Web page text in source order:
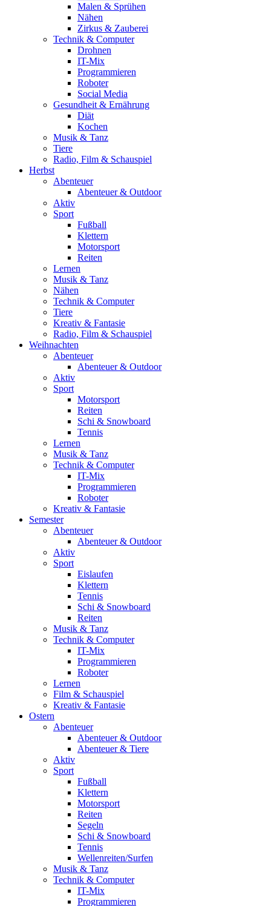
Malen & Sprühen
Nähen
Zirkus & Zauberei
Technik & Computer
Drohnen
IT-Mix
Programmieren
Roboter
Social Media
Gesundheit & Ernährung
Diät
Kochen
Musik & Tanz
Tiere
Radio, Film & Schauspiel
Herbst
Abenteuer
Abenteuer & Outdoor
Aktiv
Sport
Fußball
Klettern
Motorsport
Reiten
Lernen
Musik & Tanz
Nähen
Technik & Computer
Tiere
Kreativ & Fantasie
Radio, Film & Schauspiel
Weihnachten
Abenteuer
Abenteuer & Outdoor
Aktiv
Sport
Motorsport
Reiten
Schi & Snowboard
Tennis
Lernen
Musik & Tanz
Technik & Computer
IT-Mix
Programmieren
Roboter
Kreativ & Fantasie
Semester
Abenteuer
Abenteuer & Outdoor
Aktiv
Sport
Eislaufen
Klettern
Tennis
Schi & Snowboard
Reiten
Musik & Tanz
Technik & Computer
IT-Mix
Programmieren
Roboter
Lernen
Film & Schauspiel
Kreativ & Fantasie
Ostern
Abenteuer
Abenteuer & Outdoor
Abenteuer & Tiere
Aktiv
Sport
Fußball
Klettern
Motorsport
Reiten
Segeln
Schi & Snowboard
Tennis
Wellenreiten/Surfen
Musik & Tanz
Technik & Computer
IT-Mix
Programmieren